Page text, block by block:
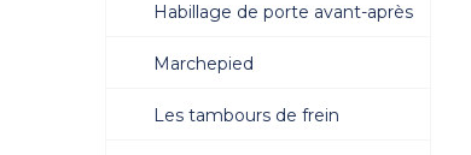
Habillage de porte avant-après
Marchepied
Les tambours de frein